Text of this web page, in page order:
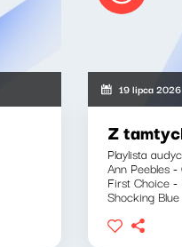
19 lipca 2026
Z
Playlista
Ann Peebles
First Choice -
Shocking